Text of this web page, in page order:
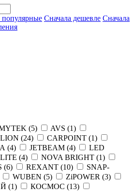
популярные Сначала дешевле Сначала
(5) AVS (1)
(24) CARPOINT (1)
(4) JETBEAM (4)
LED
(4) NOVA BRIGHT (1)
(6) REXANT (10)
SNAP-
WUBEN (5) ZiPOWER (3)
(1) КОСМОС (13)